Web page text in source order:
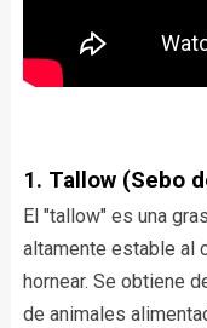
1. Tallow (Sebo
El "tallow" es una
altamente estable al
hornear. Se obtiene
de animales